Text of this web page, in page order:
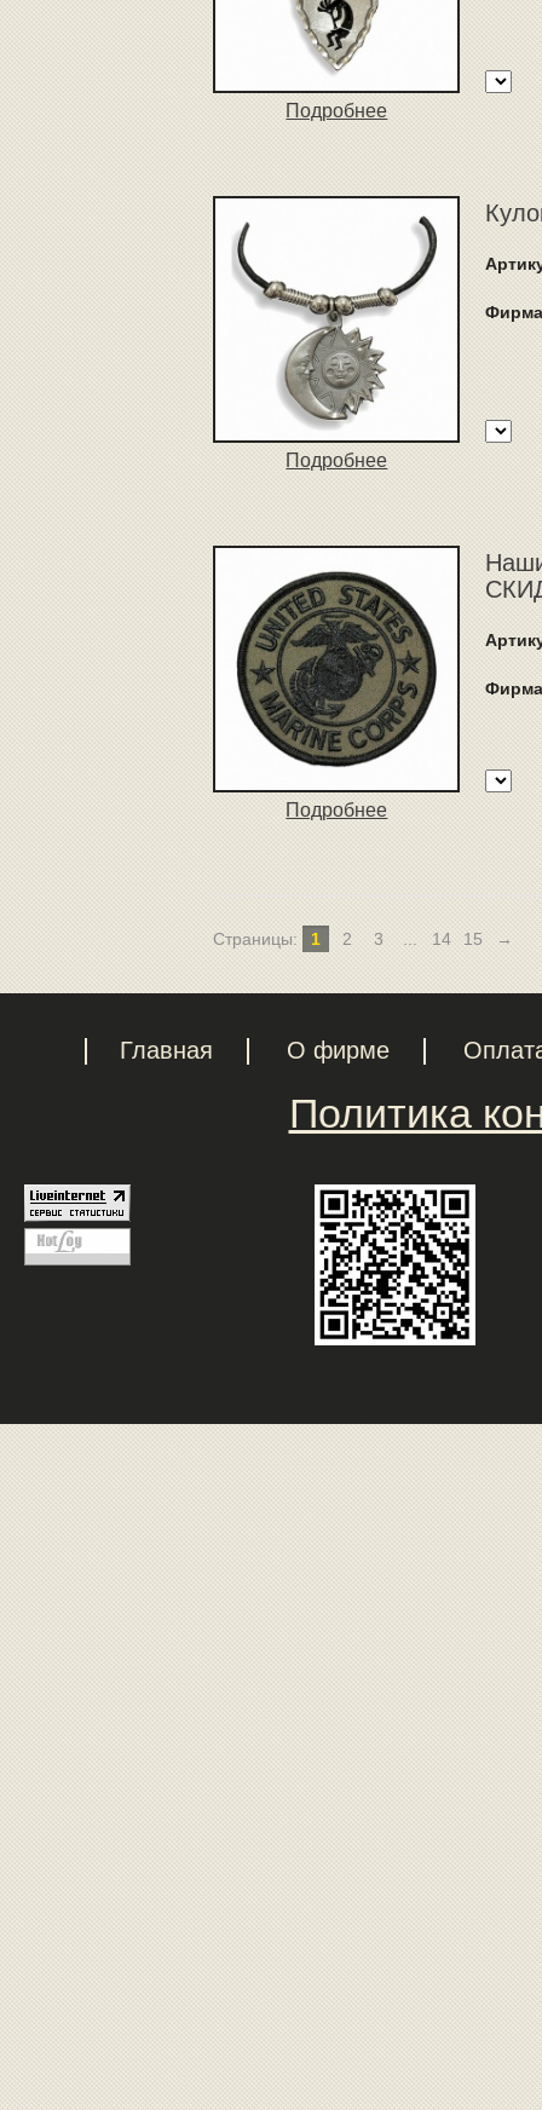
Подробнее
Подробнее
Подробнее
Страницы: 1 2 3 ... 14 15 →
Главная О фирме
Политика